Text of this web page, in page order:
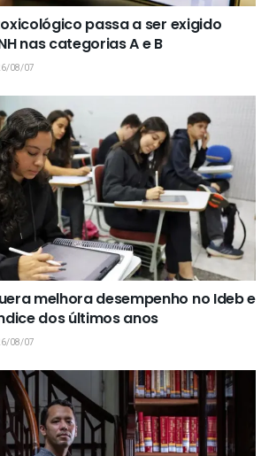
passa a ser exigido
nas categorias A e B
08/07
melhora desempenho no Ideb e
dos últimos anos
08/07